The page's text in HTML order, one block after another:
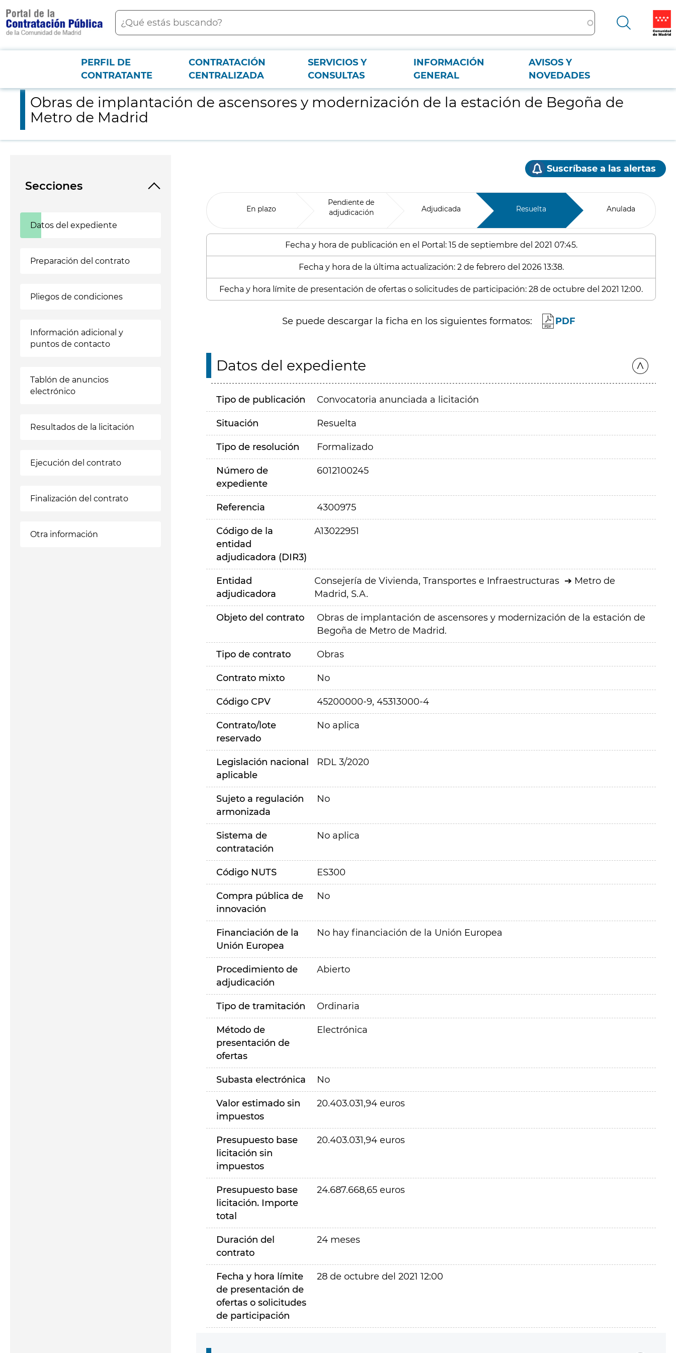
contenido
principal
Buscar
Menú PCON
PERFIL DE
CONTRATANTE
CONTRATACIÓN
CENTRALIZADA
SERVICIOS Y
CONSULTAS
INFORMACIÓN
GENERAL
AVISOS Y
NOVEDADES
Obras de implantación de ascensores y modernización de la estación de Begoña de Metro de Madrid
Obras de implantación de ascensores y modernización de la estación de Begoña de
Metro de Madrid
Secciones
Datos del expediente
Preparación del contrato
Pliegos de condiciones
Información adicional y
puntos de contacto
Tablón de anuncios
electrónico
Resultados de la licitación
Ejecución del contrato
Finalización del contrato
Otra información
Suscríbase a las alertas
En plazo
Pendiente de
adjudicación
Adjudicada Resuelta Anulada
Fecha y hora de publicación en el Portal: 15 de septiembre del 2021 07:45.
Fecha y hora de la última actualización: 2 de febrero del 2026 13:38.
Fecha y hora límite de presentación de ofertas o solicitudes de participación: 28 de octubre del 2021 12:00.
Se puede descargar la ficha en los siguientes formatos: PDF
Datos del expediente
Tipo de publicación Convocatoria anunciada a licitación
Situación Resuelta
Tipo de resolución Formalizado
Número de
expediente
6012100245
Referencia 4300975
Código de la
entidad
adjudicadora (DIR3)
A13022951
Entidad
adjudicadora
Consejería de Vivienda, Transportes e Infraestructuras
Metro de
Madrid, S.A.
Objeto del contrato
Obras de implantación de ascensores y modernización de la estación de
Begoña de Metro de Madrid.
Tipo de contrato Obras
Contrato mixto No
Código CPV 45200000-9, 45313000-4
Contrato/lote
reservado
No aplica
Legislación nacional
aplicable
RDL 3/2020
Sujeto a regulación
armonizada
No
Sistema de
contratación
No aplica
Código NUTS ES300
Compra pública de
innovación
No
Financiación de la
Unión Europea
No hay financiación de la Unión Europea
Procedimiento de
adjudicación
Abierto
Tipo de tramitación Ordinaria
Método de
presentación de
ofertas
Electrónica
Subasta electrónica No
Valor estimado sin
impuestos
20.403.031,94 euros
Presupuesto base
licitación sin
impuestos
20.403.031,94 euros
Presupuesto base
licitación. Importe
total
24.687.668,65 euros
Duración del
contrato
24 meses
Fecha y hora límite
de presentación de
ofertas o solicitudes
de participación
28 de octubre del 2021 12:00